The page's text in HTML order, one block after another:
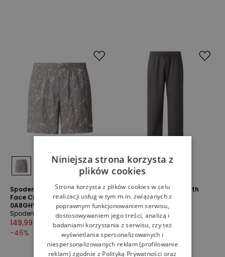
Spodenki męskie The North
Face Class V Pathfinder 7"
0A8GHWJZT1 - szare
Spodenki
149,99 zł
279,99 zł
-46%
Spodnie męskie The North
Face Essential Light
0A8GQHRHI1 - szare
Spodnie
179,99 zł
329,99 zł
-45%
Niniejsza strona korzysta z
plików cookies
Strona korzysta z plików cookies w celu
realizacji usług w tym m.in. związanych z
poprawnym funkcjonowaniem serwisu,
dostosowywaniem jego treści, analizą i
badaniami korzystania z serwisu, czy też
wyświetlania spersonalizowanych i
niespersonalizowanych reklam (profilowanie
reklam) zgodnie z Polityką Prywatności oraz